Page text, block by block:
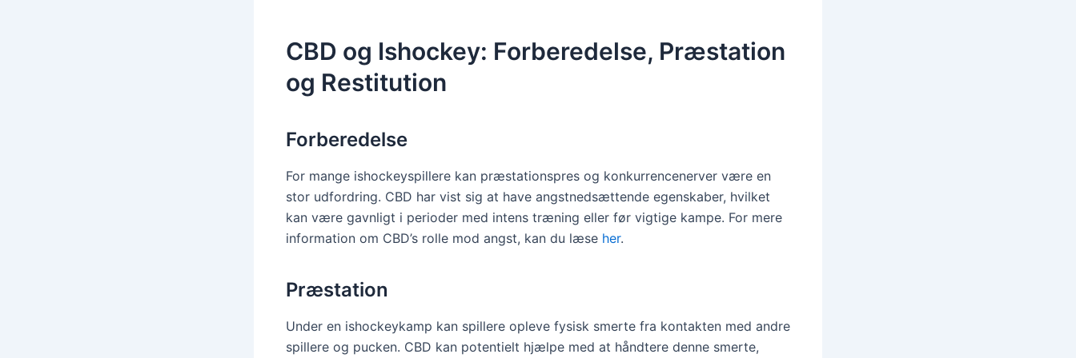
CBD og Ishockey: Forberedelse, Præstation
og Restitution
Forberedelse
For mange ishockeyspillere kan præstationspres og konkurrencenerver være en
stor udfordring. CBD har vist sig at have angstnedsættende egenskaber, hvilket
kan være gavnligt i perioder med intens træning eller før vigtige kampe. For mere
information om CBD’s rolle mod angst, kan du læse her.
Præstation
Under en ishockeykamp kan spillere opleve fysisk smerte fra kontakten med andre
spillere og pucken. CBD kan potentielt hjælpe med at håndtere denne smerte,